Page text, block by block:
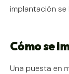
implantación
Cómo se
Una puesta en